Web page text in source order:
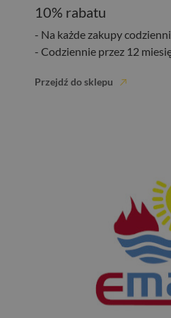
10% rabatu
- Na każde zakupy
- Codziennie przez 12
Przejdź do sklepu